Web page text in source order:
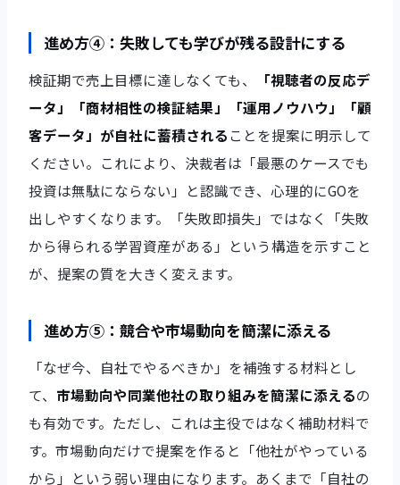
進め方④：失敗しても学びが残る設計にする
検証期で売上目標に達しなくても、
「視聴者の反応デ
ータ」「商材相性の検証結果」「運用ノウハウ」「顧
客データ」が自社に蓄積される ことを提案に明示して
ください。これにより、決裁者は「最悪のケースでも
投資は無駄にならない」と認識でき、心理的にGOを
出しやすくなります。「失敗即損失」ではなく「失敗
から得られる学習資産がある」という構造を示すこと
が、提案の質を大きく変えます。
進め方⑤：競合や市場動向を簡潔に添える
「なぜ今、自社でやるべきか」を補強する材料とし
て、 市場動向や同業他社の取り組みを簡潔に添えるの
も有効です。ただし、これは主役ではなく補助材料で
す。市場動向だけで提案を作ると「他社がやっている
から」という弱い理由になります。あくまで「自社の